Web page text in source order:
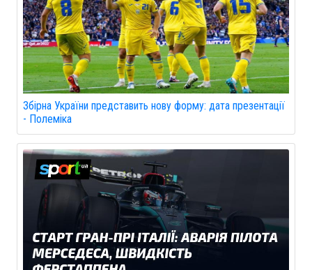
Збірна України представить нову форму: дата презентації
- Полеміка